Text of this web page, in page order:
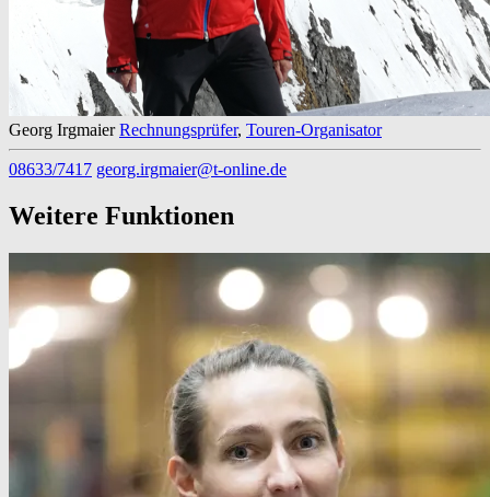
Georg Irgmaier Rechnungsprüfer, Touren-Organisator
08633/7417 georg.irgmaier@t-online.de
Weitere Funktionen